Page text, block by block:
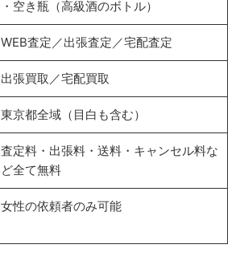
・空き瓶（高級酒のボトル）
WEB査定／出張査定／宅配査定
出張買取／宅配買取
東京都全域（目白も含む）
査定料・出張料・送料・キャンセル料な
ど全て無料
女性の依頼者のみ可能